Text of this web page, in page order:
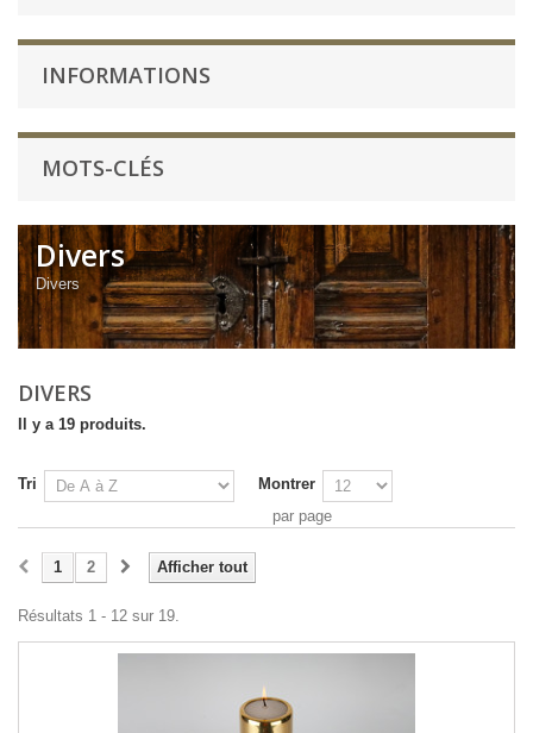
INFORMATIONS
MOTS-CLÉS
Divers
Divers
DIVERS
Il y a 19 produits.
Tri
Montrer
par page
Afficher tout
1 2
Résultats 1 - 12 sur 19.